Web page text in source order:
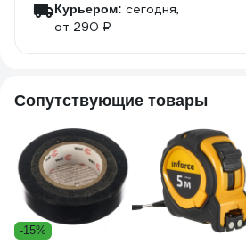
Курьером: сегодня,
от 290 ₽
Сопутствующие товары
-15%